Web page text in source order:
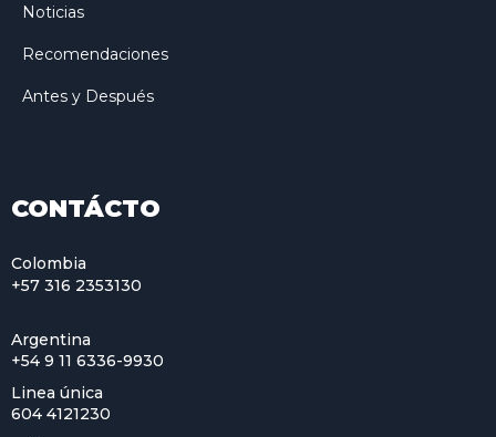
Noticias
Recomendaciones
Antes y Después
CONTÁCTO
Colombia
+57 316 2353130
Argentina
+54 9 11 6336-9930
Linea única
604 4121230